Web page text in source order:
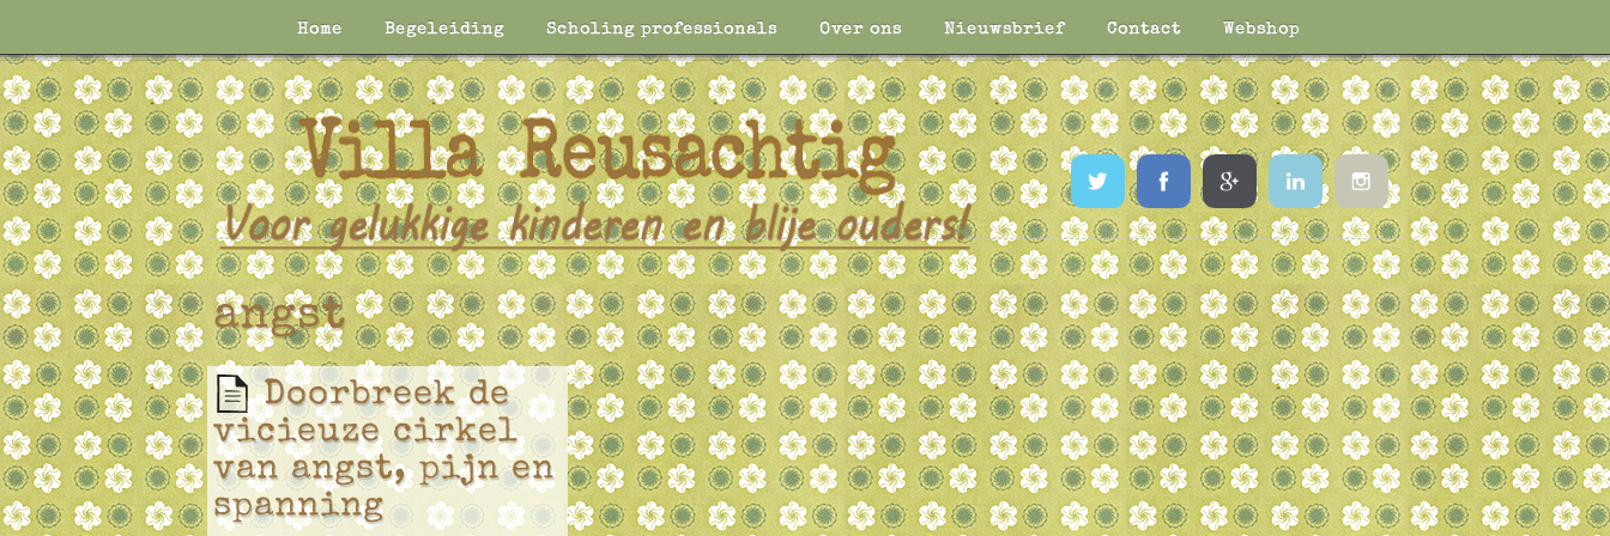
Home Begeleiding Scholing professionals Over ons Nieuwsbrief Contact Webshop
TwitterFacebookGoogleLinkedInInstagram
angst
Doorbreek de
vicieuze cirkel
van angst, pijn en
spanning